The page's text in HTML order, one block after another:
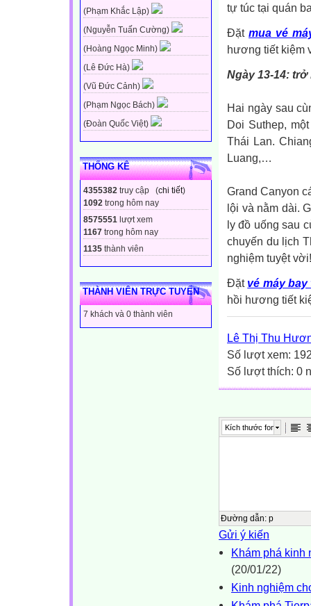
(Phạm Khắc Lập)
(Nguyễn Tuấn Cường)
(Hoàng Ngọc Minh)
(Lê Đức Hà)
(Vũ Đức Cảnh)
(Phạm Ngọc Bách)
(Đoàn Quốc Việt)
THỐNG KÊ
4355382 truy cập (chi tiết)
1092 trong hôm nay
8575551 lượt xem
1167 trong hôm nay
1135 thành viên
THÀNH VIÊN TRỰC TUYẾN
7 khách và 0 thành viên
tự túc tại quán
Đặt mua vé
hương tiết kiệm
Ngày 13-14: trở
Hai ngày sau
Doi Suthep,
Thái Lan.
Luang,…
Grand Canyon
lội và nằm dài.
ly đồ uống sau
chuyến du lịch
nghiệm tuyệt vời!
Đặt vé máy bay
hồi hương tiết
Lê Thị Thu
Số lượt xem:
Số lượt thích: 0
Kích thước font
Đường dẫn: p
Gửi ý kiến
Khám phá kinh
(20/01/22)
Kinh nghiệm